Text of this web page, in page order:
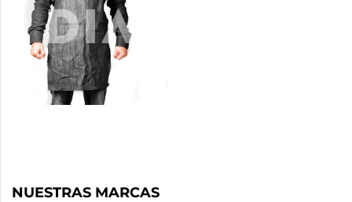
NUESTRAS MARCAS